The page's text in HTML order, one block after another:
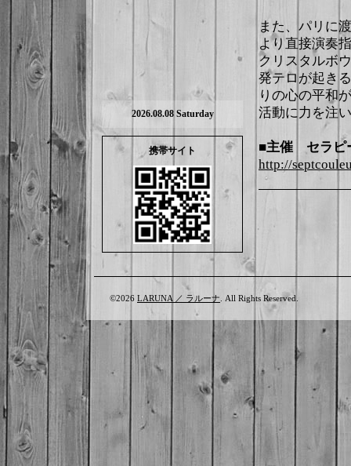
また、パリに
より直接演奏
クリスタルボ
発テロが起き
りの心の平和
活動に力を注
■主催 セラピ
http://
2026.08.08 Saturday
携帯サイト
©2026 LARUNA ／ ラルーナ . All Rights Reserved.